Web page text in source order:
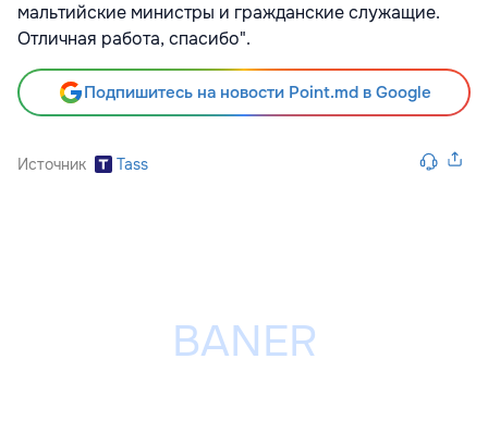
мальтийские министры и гражданские служащие.
Отличная работа, спасибо".
Подпишитесь на новости Point.md в Google
Источник Tass